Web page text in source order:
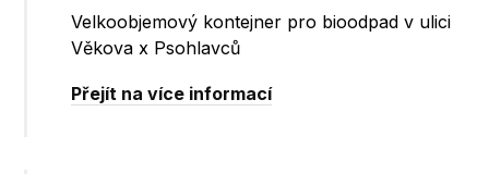
Velkoobjemový kontejner pro bioodpad v ulici
Věkova x Psohlavců
Přejít na více informací